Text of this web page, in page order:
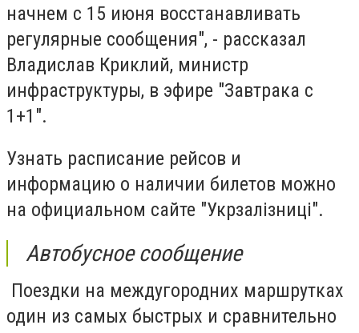
начнем с 15 июня восстанавливать
регулярные сообщения", - рассказал
Владислав Криклий, министр
инфраструктуры, в эфире "Завтрака с
1+1".
Узнать расписание рейсов и
информацию о наличии билетов можно
на официальном сайте "Укрзалізниці".
Автобусное сообщение
Поездки на междугородних маршрутках
один из самых быстрых и сравнительно